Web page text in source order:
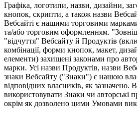
Графіка, логотипи, назви, дизайни,
кнопок, скрипти, а також назви
Вебсайті є нашими торговими
та/або торговим оформленням.
"відчуття" Вебсайту й Продуктів
комбінації, форми кнопок, макет,
елементи) захищені законами про
марки. Усі назви Продуктів, назви
знаки Вебсайту ("Знаки") є нашою
відповідних власників, як зазначено.
використовувати Знаки чи авторські
окрім як дозволено цими Умовами